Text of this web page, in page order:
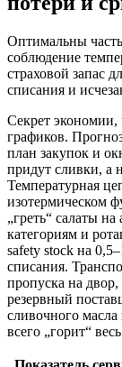
Оптимальны
соблюдение
страховой запас
списания и
Секрет экономии,
графиков.
план закупок и
придут сливки, а
Температурная
изотермическом
„греть“ салаты
категориям и
safety stock на
списания.
пропуска на
резервный
сливочного
всего „горит“